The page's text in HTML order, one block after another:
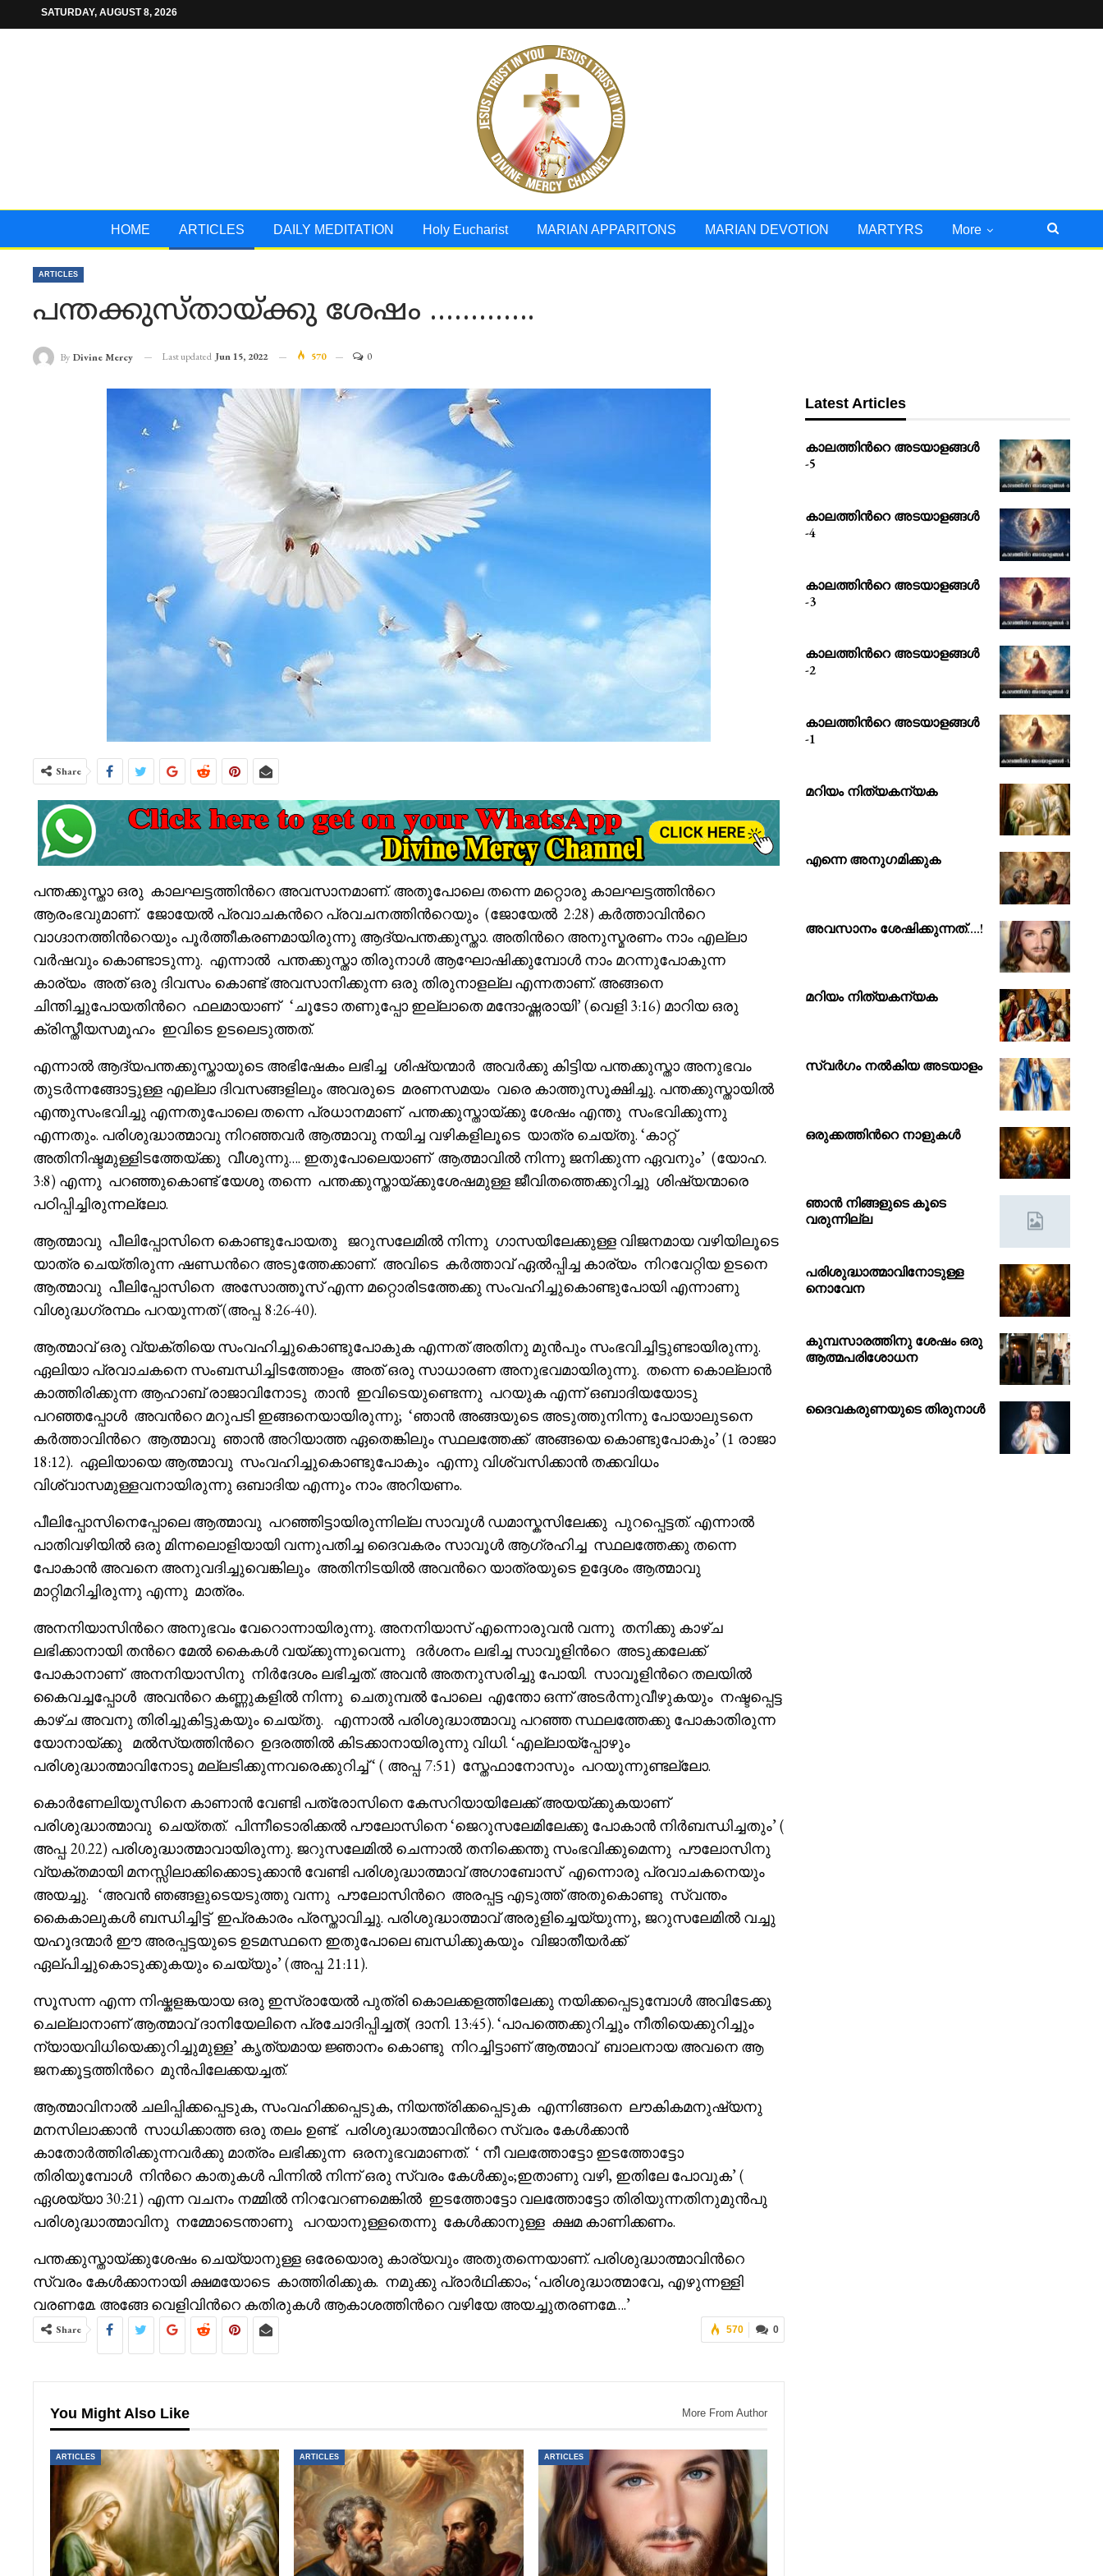
SATURDAY, AUGUST 8, 2026
HOME ARTICLES DAILY MEDITATION Holy Eucharist MARIAN APPARITONS MARIAN DEVOTION MARTYRS More
ARTICLES
പന്തക്കുസ്തായ്ക്കു ശേഷം ………….
By Divine Mercy Last updated Jun 15, 2022 570 0
Share
പന്തക്കുസ്താ ഒരു കാലഘട്ടത്തിൻറെ അവസാനമാണ്. അതുപോലെ തന്നെ മറ്റൊരു കാലഘട്ടത്തിൻറെ
ആരംഭവുമാണ്. ജോയേൽ പ്രവാചകൻറെ പ്രവചനത്തിൻറെയും (ജോയേൽ 2:28) കർത്താവിൻറെ
വാഗ്ദാനത്തിൻറെയും പൂർത്തീകരണമായിരുന്നു ആദ്യപന്തക്കുസ്താ. അതിൻറെ അനുസ്മരണം നാം എല്ലാ
വർഷവും കൊണ്ടാടുന്നു. എന്നാൽ പന്തക്കുസ്താ തിരുനാൾ ആഘോഷിക്കുമ്പോൾ നാം മറന്നുപോകുന്ന
കാര്യം അത് ഒരു ദിവസം കൊണ്ട് അവസാനിക്കുന്ന ഒരു തിരുനാളല്ല എന്നതാണ്. അങ്ങനെ
ചിന്തിച്ചുപോയതിൻറെ ഫലമായാണ് ‘ചൂടോ തണുപ്പോ ഇല്ലാതെ മന്ദോഷ്ണരായി’ (വെളി 3:16) മാറിയ ഒരു
ക്രിസ്തീയസമൂഹം ഇവിടെ ഉടലെടുത്തത്.
എന്നാൽ ആദ്യപന്തക്കുസ്തായുടെ അഭിഷേകം ലഭിച്ച ശിഷ്യന്മാർ അവർക്കു കിട്ടിയ പന്തക്കുസ്താ അനുഭവം
തുടർന്നങ്ങോട്ടുള്ള എല്ലാ ദിവസങ്ങളിലും അവരുടെ മരണസമയം വരെ കാത്തുസൂക്ഷിച്ചു. പന്തക്കുസ്തായിൽ
എന്തുസംഭവിച്ചു എന്നതുപോലെ തന്നെ പ്രധാനമാണ് പന്തക്കുസ്തായ്ക്കു ശേഷം എന്തു സംഭവിക്കുന്നു
എന്നതും. പരിശുദ്ധാത്മാവു നിറഞ്ഞവർ ആത്മാവു നയിച്ച വഴികളിലൂടെ യാത്ര ചെയ്തു. ‘കാറ്റ്
അതിനിഷ്ടമുള്ളിടത്തേയ്ക്കു വീശുന്നു…. ഇതുപോലെയാണ് ആത്മാവിൽ നിന്നു ജനിക്കുന്ന ഏവനും’ (യോഹ.
3:8) എന്നു പറഞ്ഞുകൊണ്ട് യേശു തന്നെ പന്തക്കുസ്തായ്ക്കുശേഷമുള്ള ജീവിതത്തെക്കുറിച്ചു ശിഷ്യന്മാരെ
പഠിപ്പിച്ചിരുന്നല്ലോ.
ആത്മാവു പീലിപ്പോസിനെ കൊണ്ടുപോയതു ജറുസലേമിൽ നിന്നു ഗാസയിലേക്കുള്ള വിജനമായ വഴിയിലൂടെ
യാത്ര ചെയ്തിരുന്ന ഷണ്ഡൻറെ അടുത്തേക്കാണ്. അവിടെ കർത്താവ് ഏൽപ്പിച്ച കാര്യം നിറവേറ്റിയ ഉടനെ
ആത്മാവു പീലിപ്പോസിനെ അസോത്തൂസ് എന്ന മറ്റൊരിടത്തേക്കു സംവഹിച്ചുകൊണ്ടുപോയി എന്നാണു
വിശുദ്ധഗ്രന്ഥം പറയുന്നത് (അപ്പ. 8:26-40).
ആത്മാവ് ഒരു വ്യക്തിയെ സംവഹിച്ചുകൊണ്ടുപോകുക എന്നത് അതിനു മുൻപും സംഭവിച്ചിട്ടുണ്ടായിരുന്നു.
ഏലിയാ പ്രവാചകനെ സംബന്ധിച്ചിടത്തോളം അത് ഒരു സാധാരണ അനുഭവമായിരുന്നു. തന്നെ കൊല്ലാൻ
കാത്തിരിക്കുന്ന ആഹാബ് രാജാവിനോടു താൻ ഇവിടെയുണ്ടെന്നു പറയുക എന്ന് ഒബാദിയയോടു
പറഞ്ഞപ്പോൾ അവൻറെ മറുപടി ഇങ്ങനെയായിരുന്നു; ‘ഞാൻ അങ്ങയുടെ അടുത്തുനിന്നു പോയാലുടനെ
കർത്താവിൻറെ ആത്മാവു ഞാൻ അറിയാത്ത ഏതെങ്കിലും സ്ഥലത്തേക്ക് അങ്ങയെ കൊണ്ടുപോകും’ (1 രാജാ
18:12). ഏലിയായെ ആത്മാവു സംവഹിച്ചുകൊണ്ടുപോകും എന്നു വിശ്വസിക്കാൻ തക്കവിധം
വിശ്വാസമുള്ളവനായിരുന്നു ഒബാദിയ എന്നും നാം അറിയണം.
പീലിപ്പോസിനെപ്പോലെ ആത്മാവു പറഞ്ഞിട്ടായിരുന്നില്ല സാവൂൾ ഡമാസ്കസിലേക്കു പുറപ്പെട്ടത്. എന്നാൽ
പാതിവഴിയിൽ ഒരു മിന്നലൊളിയായി വന്നുപതിച്ച ദൈവകരം സാവൂൾ ആഗ്രഹിച്ച സ്ഥലത്തേക്കു തന്നെ
പോകാൻ അവനെ അനുവദിച്ചുവെങ്കിലും അതിനിടയിൽ അവൻറെ യാത്രയുടെ ഉദ്ദേശം ആത്മാവു
മാറ്റിമറിച്ചിരുന്നു എന്നു മാത്രം.
അനനിയാസിൻറെ അനുഭവം വേറൊന്നായിരുന്നു. അനനിയാസ് എന്നൊരുവൻ വന്നു തനിക്കു കാഴ്ച
ലഭിക്കാനായി തൻറെ മേൽ കൈകൾ വയ്ക്കുന്നുവെന്നു ദർശനം ലഭിച്ച സാവൂളിൻറെ അടുക്കലേക്ക്
പോകാനാണ് അനനിയാസിനു നിർദേശം ലഭിച്ചത്. അവൻ അതനുസരിച്ചു പോയി. സാവൂളിൻറെ തലയിൽ
കൈവച്ചപ്പോൾ അവൻറെ കണ്ണുകളിൽ നിന്നു ചെതുമ്പൽ പോലെ എന്തോ ഒന്ന് അടർന്നുവീഴുകയും നഷ്ടപ്പെട്ട
കാഴ്ച അവനു തിരിച്ചുകിട്ടുകയും ചെയ്തു. എന്നാൽ പരിശുദ്ധാത്മാവു പറഞ്ഞ സ്ഥലത്തേക്കു പോകാതിരുന്ന
യോനായ്ക്കു മൽസ്യത്തിൻറെ ഉദരത്തിൽ കിടക്കാനായിരുന്നു വിധി. ‘എല്ലായ്‌പ്പോഴും
പരിശുദ്ധാത്മാവിനോടു മല്ലടിക്കുന്നവരെക്കുറിച്ച് ‘ ( അപ്പ. 7:51) സ്തേഫാനോസും പറയുന്നുണ്ടല്ലോ.
കൊർണേലിയൂസിനെ കാണാൻ വേണ്ടി പത്രോസിനെ കേസറിയായിലേക്ക് അയയ്ക്കുകയാണ്
പരിശുദ്ധാത്മാവു ചെയ്തത്. പിന്നീടൊരിക്കൽ പൗലോസിനെ ‘ജെറുസലേമിലേക്കു പോകാൻ നിർബന്ധിച്ചതും’ (
അപ്പ. 20.22) പരിശുദ്ധാത്മാവായിരുന്നു. ജറുസലേമിൽ ചെന്നാൽ തനിക്കെന്തു സംഭവിക്കുമെന്നു പൗലോസിനു
വ്യക്തമായി മനസ്സിലാക്കിക്കൊടുക്കാൻ വേണ്ടി പരിശുദ്ധാത്മാവ് അഗാബോസ് എന്നൊരു പ്രവാചകനെയും
അയച്ചു. ‘അവൻ ഞങ്ങളുടെയടുത്തു വന്നു പൗലോസിൻറെ അരപ്പട്ട എടുത്ത് അതുകൊണ്ടു സ്വന്തം
കൈകാലുകൾ ബന്ധിച്ചിട്ട് ഇപ്രകാരം പ്രസ്താവിച്ചു. പരിശുദ്ധാത്മാവ് അരുളിച്ചെയ്യുന്നു, ജറുസലേമിൽ വച്ചു
യഹൂദന്മാർ ഈ അരപ്പട്ടയുടെ ഉടമസ്ഥനെ ഇതുപോലെ ബന്ധിക്കുകയും വിജാതീയർക്ക്
ഏല്പിച്ചുകൊടുക്കുകയും ചെയ്യും’ (അപ്പ. 21:11).
സൂസന്ന എന്ന നിഷ്കളങ്കയായ ഒരു ഇസ്രായേൽ പുത്രി കൊലക്കളത്തിലേക്കു നയിക്കപ്പെടുമ്പോൾ അവിടേക്കു
ചെല്ലാനാണ് ആത്മാവ് ദാനിയേലിനെ പ്രചോദിപ്പിച്ചത്( ദാനി. 13:45). ‘പാപത്തെക്കുറിച്ചും നീതിയെക്കുറിച്ചും
ന്യായവിധിയെക്കുറിച്ചുമുള്ള’ കൃത്യമായ ജ്ഞാനം കൊണ്ടു നിറച്ചിട്ടാണ് ആത്മാവ് ബാലനായ അവനെ ആ
ജനക്കൂട്ടത്തിൻറെ മുൻപിലേക്കയച്ചത്.
ആത്മാവിനാൽ ചലിപ്പിക്കപ്പെടുക, സംവഹിക്കപ്പെടുക, നിയന്ത്രിക്കപ്പെടുക എന്നിങ്ങനെ ലൗകികമനുഷ്യനു
മനസിലാക്കാൻ സാധിക്കാത്ത ഒരു തലം ഉണ്ട്. പരിശുദ്ധാത്മാവിൻറെ സ്വരം കേൾക്കാൻ
കാതോർത്തിരിക്കുന്നവർക്കു മാത്രം ലഭിക്കുന്ന ഒരനുഭവമാണത്. ‘ നീ വലത്തോട്ടോ ഇടത്തോട്ടോ
തിരിയുമ്പോൾ നിൻറെ കാതുകൾ പിന്നിൽ നിന്ന് ഒരു സ്വരം കേൾക്കും;ഇതാണു വഴി, ഇതിലേ പോവുക’ (
ഏശയ്യാ 30:21) എന്ന വചനം നമ്മിൽ നിറവേറണമെങ്കിൽ ഇടത്തോട്ടോ വലത്തോട്ടോ തിരിയുന്നതിനുമുൻപു
പരിശുദ്ധാത്മാവിനു നമ്മോടെന്താണു പറയാനുള്ളതെന്നു കേൾക്കാനുള്ള ക്ഷമ കാണിക്കണം.
പന്തക്കുസ്തായ്ക്കുശേഷം ചെയ്യാനുള്ള ഒരേയൊരു കാര്യവും അതുതന്നെയാണ്. പരിശുദ്ധാത്മാവിൻറെ
സ്വരം കേൾക്കാനായി ക്ഷമയോടെ കാത്തിരിക്കുക. നമുക്കു പ്രാർഥിക്കാം; ‘പരിശുദ്ധാത്മാവേ, എഴുന്നള്ളി
വരണമേ. അങ്ങേ വെളിവിൻറെ കതിരുകൾ ആകാശത്തിൻറെ വഴിയേ അയച്ചുതരണമേ….’
0
570
Share
You Might Also Like More From Author
ARTICLES ARTICLES ARTICLES
Latest Articles
കാലത്തിൻറെ അടയാളങ്ങൾ
-5
കാലത്തിൻറെ അടയാളങ്ങൾ
-4
കാലത്തിൻറെ അടയാളങ്ങൾ
-3
കാലത്തിൻറെ അടയാളങ്ങൾ
-2
കാലത്തിൻറെ അടയാളങ്ങൾ
-1
മറിയം നിത്യകന്യക
എന്നെ അനുഗമിക്കുക
അവസാനം ശേഷിക്കുന്നത്….!
മറിയം നിത്യകന്യക
സ്വർഗം നൽകിയ അടയാളം
ഒരുക്കത്തിൻറെ നാളുകൾ
ഞാൻ നിങ്ങളുടെ കൂടെ
വരുന്നില്ല
പരിശുദ്ധാത്മാവിനോടുള്ള
നൊവേന
കുമ്പസാരത്തിനു ശേഷം ഒരു
ആത്മപരിശോധന
ദൈവകരുണയുടെ തിരുനാൾ